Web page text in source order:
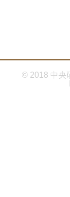
© 2018 中央